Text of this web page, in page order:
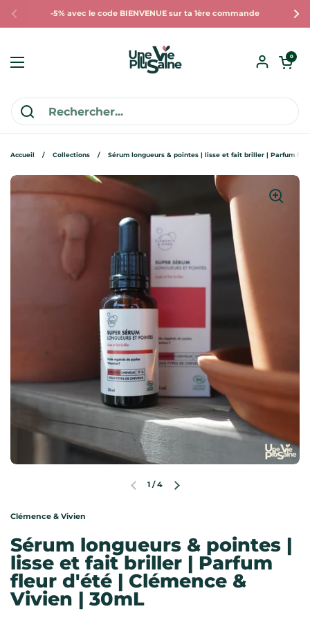
Précédent-5% avec le code BIENVENUE sur ta 1ère commande
Ouvrir le menu
Ouvrir le
0
Accueil / Collections / Sérum longueurs & pointes | lisse et fait briller | Parfum
Diapositive précédente
Diapositive suivante
1 /4
Clémence & Vivien
Sérum longueurs & pointes |
lisse et fait briller | Parfum
fleur d'été | Clémence &
Vivien | 30mL